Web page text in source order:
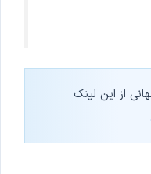
از این لینک